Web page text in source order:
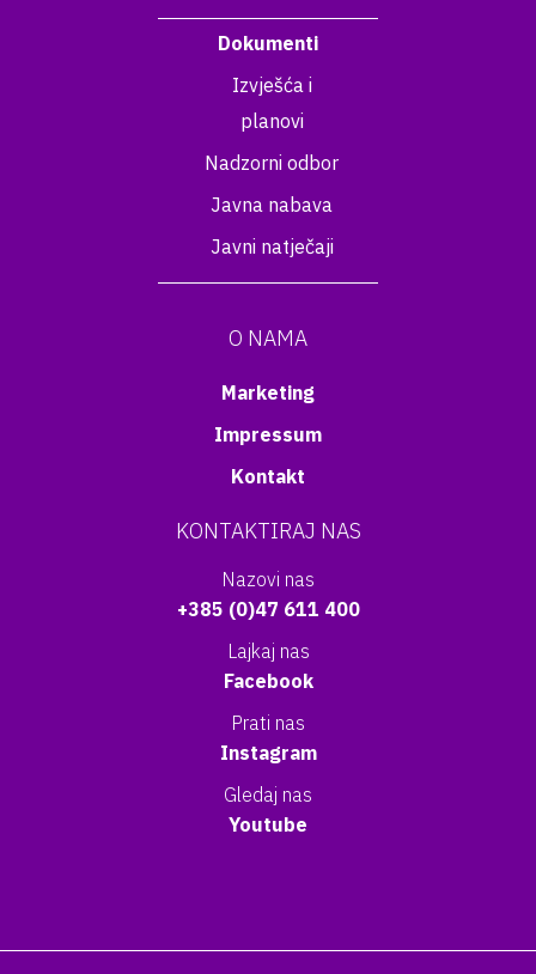
Dokumenti
Izvješća i
planovi
Nadzorni odbor
Javna nabava
Javni natječaji
O NAMA
Marketing
Impressum
Kontakt
KONTAKTIRAJ NAS
Nazovi nas
+385 (0)47 611 400
Lajkaj nas
Facebook
Prati nas
Instagram
Gledaj nas
Youtube